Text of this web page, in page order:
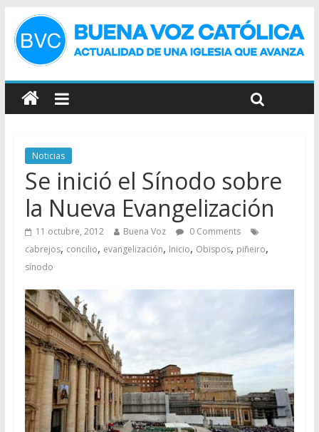
Noticias
Se inició el Sínodo sobre
la Nueva Evangelización
11 octubre, 2012 Buena Voz
0 Comments
cabrejos, concilio, evangelización, Inicio, Obispos, piñeiro,
sínodo